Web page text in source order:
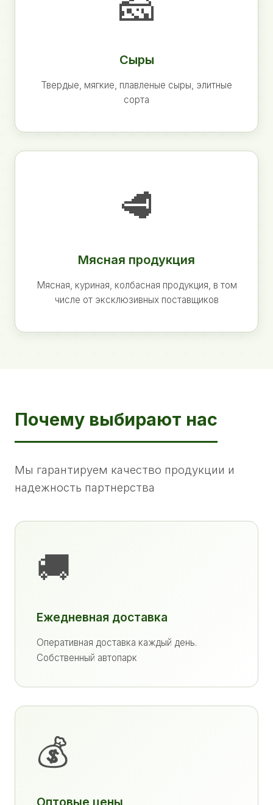
Сыры
Твердые, мягкие, плавленые сыры, элитные
сорта
🥩
Мясная продукция
Мясная, куриная, колбасная продукция, в том
числе от эксклюзивных поставщиков
Почему выбирают нас
Мы гарантируем качество продукции и
надежность партнерства
🚚
Ежедневная доставка
Оперативная доставка каждый день.
Собственный автопарк
💰
Оптовые цены